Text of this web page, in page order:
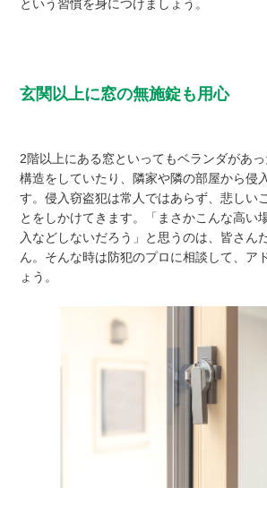
という習慣を身につけましょう。
玄関以上に窓の無施錠も用心
2階以上にある窓といってもベランダがあ
構造をしていたり、隣家や隣の部屋から侵
す。侵入窃盗犯は常人ではあらず、悲しい
とをしかけてきます。「まさかこんな高い
入などしないだろう」と思うのは、皆さん
ん。そんな時は防犯のプロに相談して、ア
ょう。